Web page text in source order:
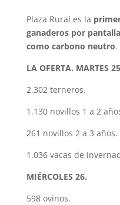
Plaza Rural es la
ganaderos por
como carbono neutro.
LA OFERTA. MARTES
2.302 terneros.
1.130 novillos 1 a 2
261 novillos 2 a 3 años.
1.036 vacas de
MIÉRCOLES 26.
598 ovinos.